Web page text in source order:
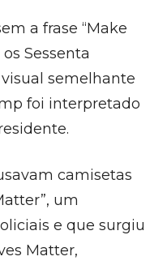
a frase “Make
Sessenta
semelhante
foi interpretado
camisetas
um
e que surgiu
Matter,